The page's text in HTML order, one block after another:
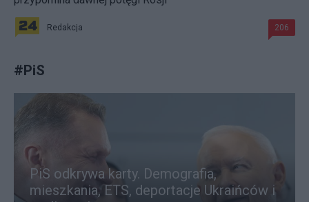
Redakcja 206
#PiS
PiS odkrywa karty. Demografia,
mieszkania, ETS, deportacje Ukraińców i